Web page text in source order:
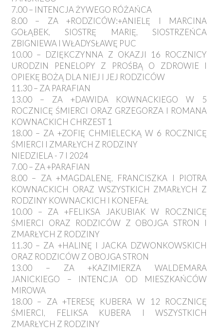
7.00 – INTENCJA ŻYWEGO RÓŻAŃCA
8.00 – ZA +RODZICÓW:+ANIELĘ I MARCINA
GOŁĄBEK, SIOSTRĘ MARIĘ, SIOSTRZEŃCA
ZBIGNIEWA I WŁADYSŁAWĘ PUC
10.00 – DZIĘKCZYNNA Z OKAZJI 16 ROCZNICY
URODZIN PENELOPY Z PROŚBĄ O ZDROWIE I
OPIEKĘ BOŻĄ DLA NIEJ I JEJ RODZICÓW
11.30 – ZA PARAFIAN
13.00 – ZA +DAWIDA KOWNACKIEGO W 5
ROCZNICĘ ŚMIERCI ORAZ GRZEGORZA I ROMANA
KOWNACKICH CHRZEST 1
18.00 – ZA +ZOFIĘ CHMIELECKĄ W 6 ROCZNICĘ
ŚMIERCI I ZMARŁYCH Z RODZINY
NIEDZIELA - 7 I 2024
7.00 – ZA +PARAFIAN
8.00 – ZA +MAGDALENĘ, FRANCISZKA I PIOTRA
KOWNACKICH ORAZ WSZYSTKICH ZMARŁYCH Z
RODZINY KOWNACKICH I KONEFAŁ
10.00 – ZA +FELIKSA JAKUBIAK W ROCZNICĘ
ŚMIERCI ORAZ RODZICÓW Z OBOJGA STRON I
ZMARŁYCH Z RODZINY
11.30 – ZA +HALINĘ I JACKA DZWONKOWSKICH
ORAZ RODZICÓW Z OBOJGA STRON
13.00 – ZA +KAZIMIERZA WALDEMARA
JANICKIEGO – INTENCJA OD MIESZKAŃCÓW
MIROWA
18.00 – ZA +TERESĘ KUBERA W 12 ROCZNICĘ
ŚMIERCI, FELIKSA KUBERA I WSZYSTKICH
ZMARŁYCH Z RODZINY